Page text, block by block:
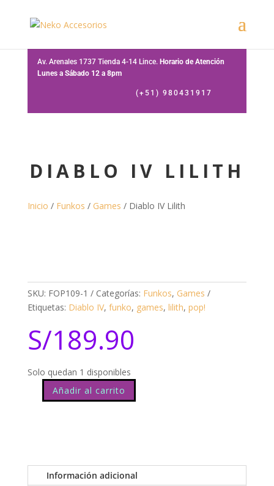
Av. Arenales 1737 Tienda 4-14 Lince. Horario de Atención
Lunes a Sábado 12 a 8pm
(+51) 980431917
DIABLO IV LILITH
Inicio / Funkos / Games / Diablo IV Lilith
SKU: FOP109-1 Categorías: Funkos, Games
Etiquetas: Diablo IV, funko, games, lilith, pop!
S/189.90
Solo quedan 1 disponibles
cantidad
Añadir al carrito
Información adicional